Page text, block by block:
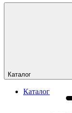
Каталог
Каталог